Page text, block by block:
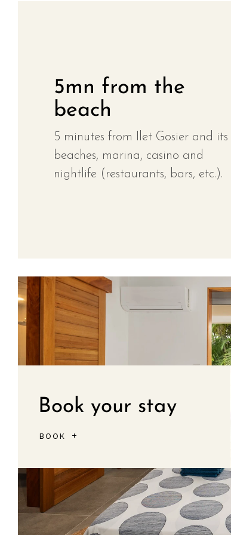
5mn from the
beach
5 minutes from Ilet Gosier and its
beaches, marina, casino and
nightlife (restaurants, bars, etc.).
Book your stay
BOOK